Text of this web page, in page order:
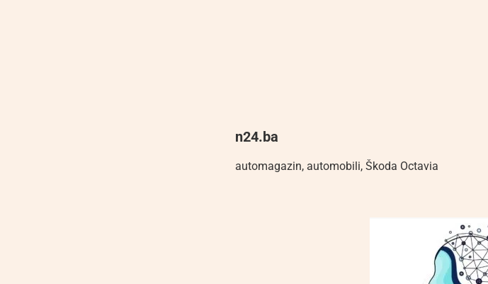
n24.ba
automagazin, automobili, Škoda Octavia